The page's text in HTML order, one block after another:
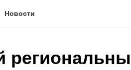
Новости